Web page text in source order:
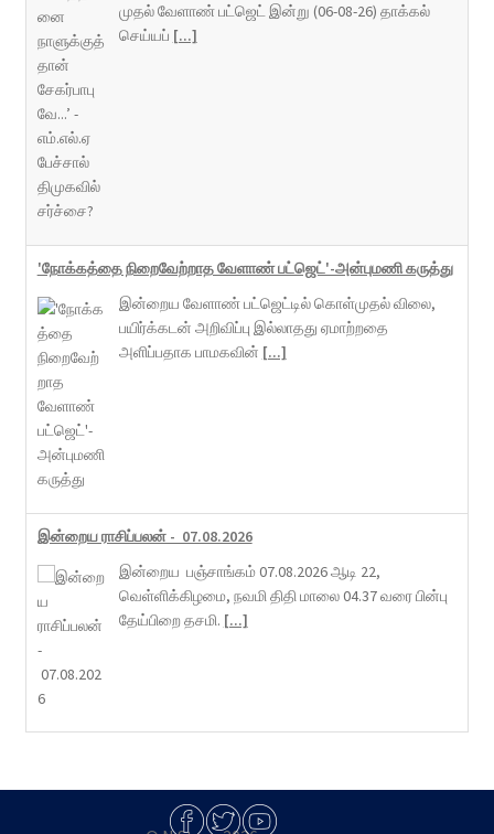
முதல் வேளாண் பட்ஜெட் இன்று (06-08-26) தாக்கல்
செய்யப் [...]
'நோக்கத்தை நிறைவேற்றாத வேளாண் பட்ஜெட்'-அன்புமணி கருத்து
இன்றைய வேளாண் பட்ஜெட்டில் கொள்முதல் விலை,
பயிர்க்கடன் அறிவிப்பு இல்லாதது ஏமாற்றதை
அளிப்பதாக பாமகவின் [...]
இன்றைய ராசிப்பலன் - 07.08.2026
இன்றைய பஞ்சாங்கம் 07.08.2026 ஆடி 22,
வெள்ளிக்கிழமை, நவமி திதி மாலை 04.37 வரை பின்பு
தேய்பிறை தசமி. [...]